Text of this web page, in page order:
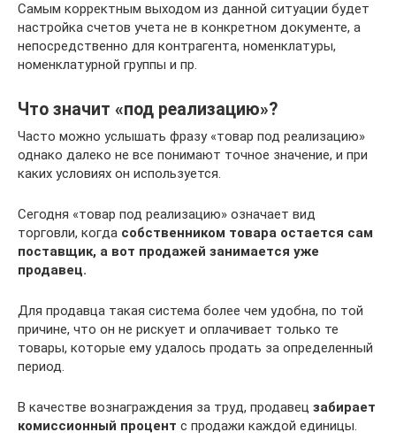
Самым корректным выходом из данной ситуации будет
настройка счетов учета не в конкретном документе, а
непосредственно для контрагента, номенклатуры,
номенклатурной группы и пр.
Что значит «под реализацию»?
Часто можно услышать фразу «товар под реализацию»
однако далеко не все понимают точное значение, и при
каких условиях он используется.
Сегодня «товар под реализацию» означает вид
торговли, когда собственником товара остается сам
поставщик, а вот продажей занимается уже
продавец.
Для продавца такая система более чем удобна, по той
причине, что он не рискует и оплачивает только те
товары, которые ему удалось продать за определенный
период.
В качестве вознаграждения за труд, продавец забирает
комиссионный процент с продажи каждой единицы.